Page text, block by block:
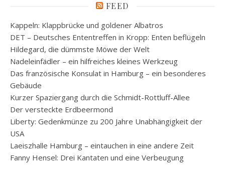
FEED
Kappeln: Klappbrücke und goldener Albatros
DET – Deutsches Ententreffen in Kropp: Enten beflügeln
Hildegard, die dümmste Möwe der Welt
Nadeleinfädler – ein hilfreiches kleines Werkzeug
Das französische Konsulat in Hamburg – ein besonderes
Gebäude
Kurzer Spaziergang durch die Schmidt-Rottluff-Allee
Der versteckte Erdbeermond
Liberty: Gedenkmünze zu 200 Jahre Unabhängigkeit der
USA
Laeiszhalle Hamburg – eintauchen in eine andere Zeit
Fanny Hensel: Drei Kantaten und eine Verbeugung